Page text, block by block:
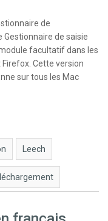
de
de saisie
facultatif dans les
Cette version
sur tous les Mac
Leech